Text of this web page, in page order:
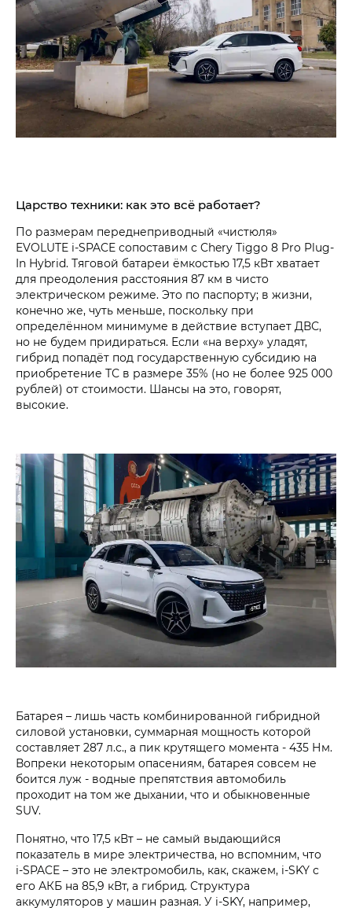
Царство техники: как это всё работает?
По размерам переднеприводный «чистюля»
EVOLUTE i‑SPACE сопоставим с Chery Tiggo 8 Pro Plug-
In Hybrid. Тяговой батареи ёмкостью 17,5 кВт хватает
для преодоления расстояния 87 км в чисто
электрическом режиме. Это по паспорту; в жизни,
конечно же, чуть меньше, поскольку при
определённом минимуме в действие вступает ДВС,
но не будем придираться. Если «на верху» уладят,
гибрид попадёт под государственную субсидию на
приобретение ТС в размере 35% (но не более 925 000
рублей) от стоимости. Шансы на это, говорят,
высокие.
Батарея – лишь часть комбинированной гибридной
силовой установки, суммарная мощность которой
составляет 287 л.с., а пик крутящего момента - 435 Нм.
Вопреки некоторым опасениям, батарея совсем не
боится луж - водные препятствия автомобиль
проходит на том же дыхании, что и обыкновенные
SUV.
Понятно, что 17,5 кВт – не самый выдающийся
показатель в мире электричества, но вспомним, что
i‑SPACE – это не электромобиль, как, скажем, i‑SKY с
его АКБ на 85,9 кВт, а гибрид. Структура
аккумуляторов у машин разная. У i‑SKY, например,